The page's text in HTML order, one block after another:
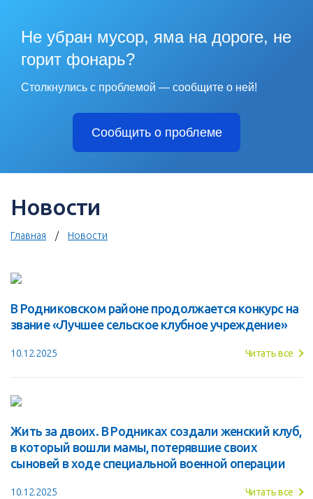
Не убран мусор, яма на дороге, не
горит фонарь?
Столкнулись с проблемой — сообщите о ней!
Сообщить о проблеме
Новости
Главная Новости
В Родниковском районе продолжается конкурс на
звание «Лучшее сельское клубное учреждение»
10.12.2025 Читать все
Жить за двоих. В Родниках создали женский клуб,
в который вошли мамы, потерявшие своих
сыновей в ходе специальной военной операции
10.12.2025 Читать все